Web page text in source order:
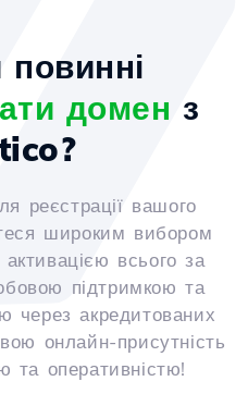
домен з
реєстрації вашого
широким вибором
всього за
підтримкою та
через акредитованих
онлайн-присутність
та оперативністю!